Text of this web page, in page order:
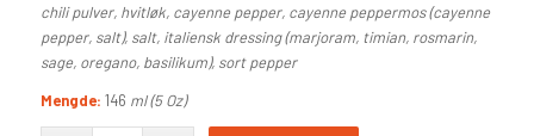
chili pulver, hvitløk, cayenne pepper, cayenne peppermos (cayenne
pepper, salt), salt, italiensk dressing (marjoram, timian, rosmarin,
sage, oregano, basilikum), sort pepper
Mengde: 146 ml (5 Oz)